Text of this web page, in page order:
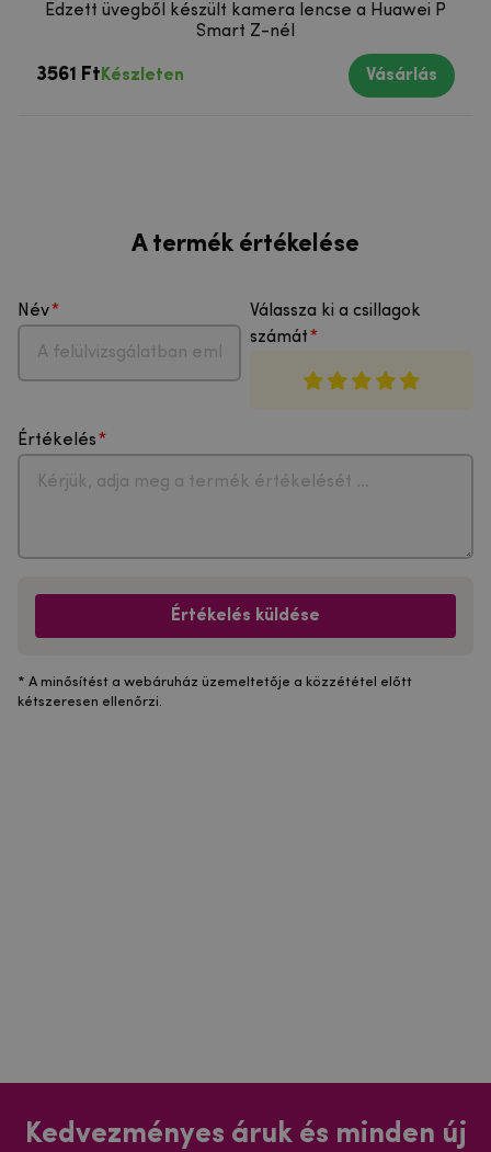
Edzett üvegből készült kamera lencse a Huawei P
Smart Z-nél
3561 Ft Készleten Vásárlás
A termék értékelése
Név
Válassza ki a csillagok
számát
Értékelés
Értékelés küldése
* A minősítést a webáruház üzemeltetője a közzététel előtt
kétszeresen ellenőrzi.
Kedvezményes áruk és minden új